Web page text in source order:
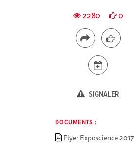
2280 0
SIGNALER
DOCUMENTS :
Flyer Exposcience 2017